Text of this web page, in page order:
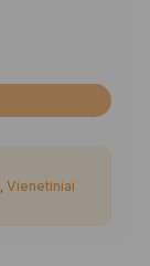
Vienetiniai